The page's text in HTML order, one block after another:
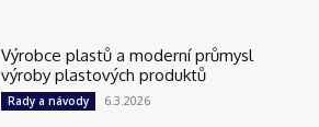
Výrobce plastů a moderní průmysl
výroby plastových produktů
Rady a návody 6.3.2026